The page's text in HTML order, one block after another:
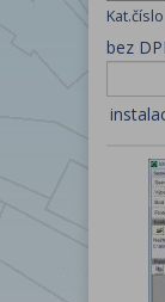
Kat.číslo
bez